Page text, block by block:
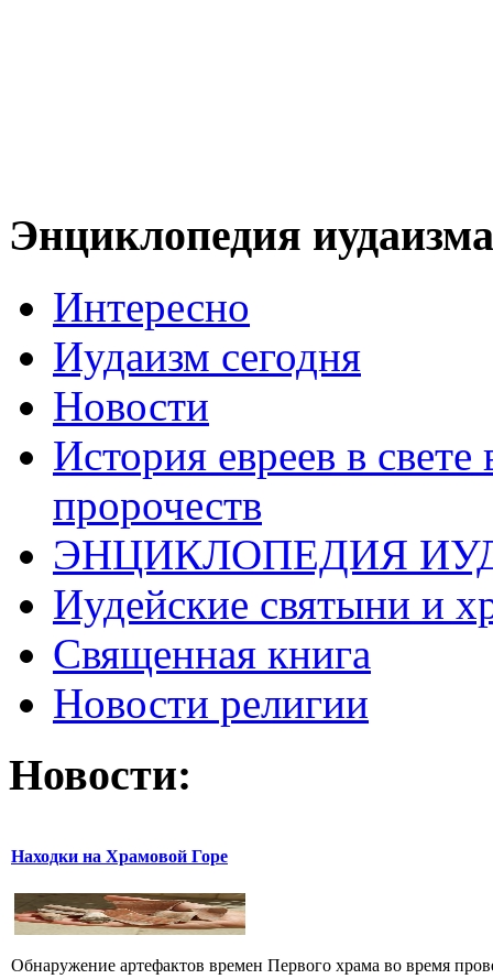
Энциклопедия иудаизма
Интересно
Иудаизм сегодня
Новости
История евреев в
пророчеств
ЭНЦИКЛОПЕДИЯ
Иудейские святыни и
Священная книга
Новости религии
Новости:
Находки на Храмовой Горе
Обнаружение артефактов времен Первого храма во время